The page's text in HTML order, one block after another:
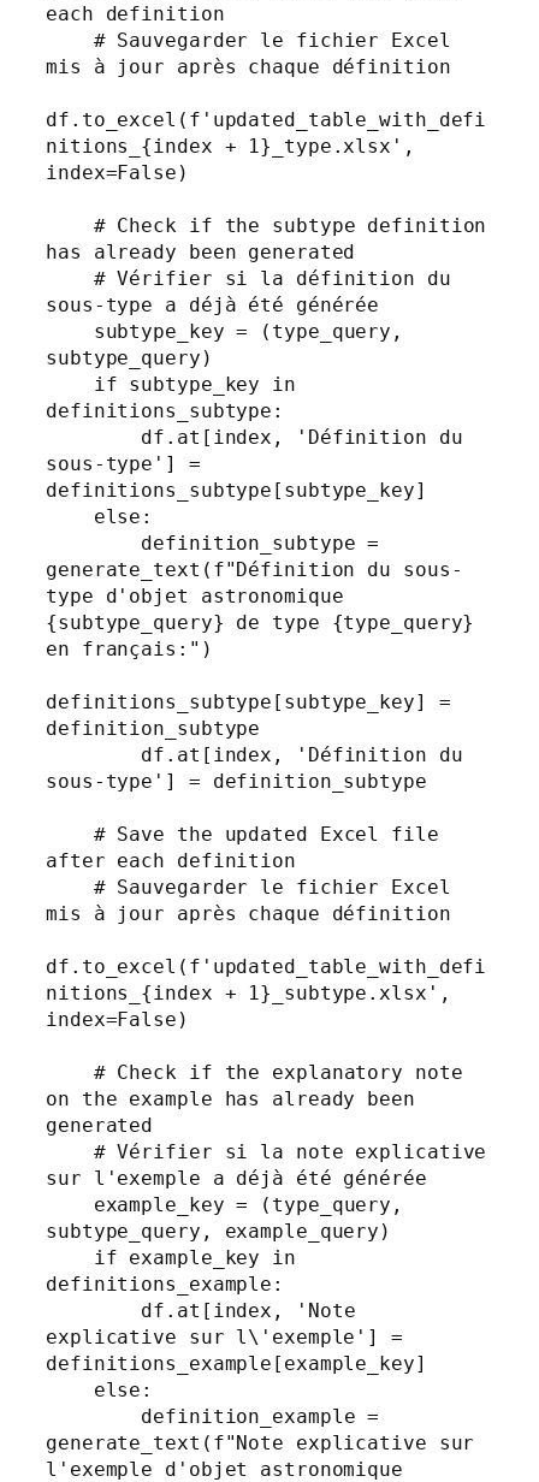
each definition
mis à jour après chaque définition
df.to_excel(f'updated_table_with_defi
nitions_{index + 1}_type.xlsx',
index=False)
has already been generated
sous-type a déjà été générée
subtype_query)
definitions_subtype:
sous-type'] =
definitions_subtype[subtype_key]
generate_text(f"Définition du sous-
type d'objet astronomique
{subtype_query} de type {type_query}
en français:")
definitions_subtype[subtype_key] =
definition_subtype
sous-type'] = definition_subtype
after each definition
mis à jour après chaque définition
df.to_excel(f'updated_table_with_defi
nitions_{index + 1}_subtype.xlsx',
index=False)
on the example has already been
generated
sur l'exemple a déjà été générée
subtype_query, example_query)
definitions_example:
explicative sur l\'exemple'] =
definitions_example[example_key]
generate_text(f"Note explicative sur
l'exemple d'objet astronomique